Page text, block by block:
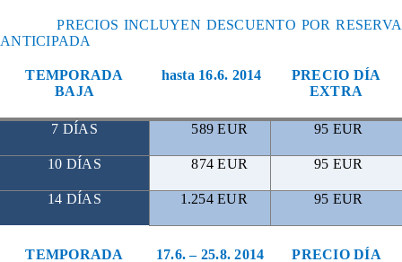
PRECIOS INCLUYEN DESCUENTO POR RESERVA
ANTICIPADA
TEMPORADA
BAJA
hasta 16.6. 2014
PRECIO DÍA
EXTRA
7 DÍAS 589 EUR 95 EUR
10 DÍAS 874 EUR 95 EUR
14 DÍAS 1.254 EUR 95 EUR
TEMPORADA 17.6. – 25.8. 2014 PRECIO DÍA